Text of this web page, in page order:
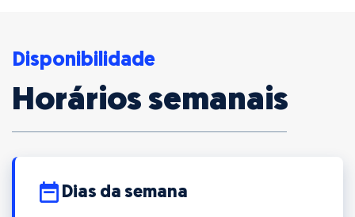
Disponibilidade
Horários semanais
Dias da semana